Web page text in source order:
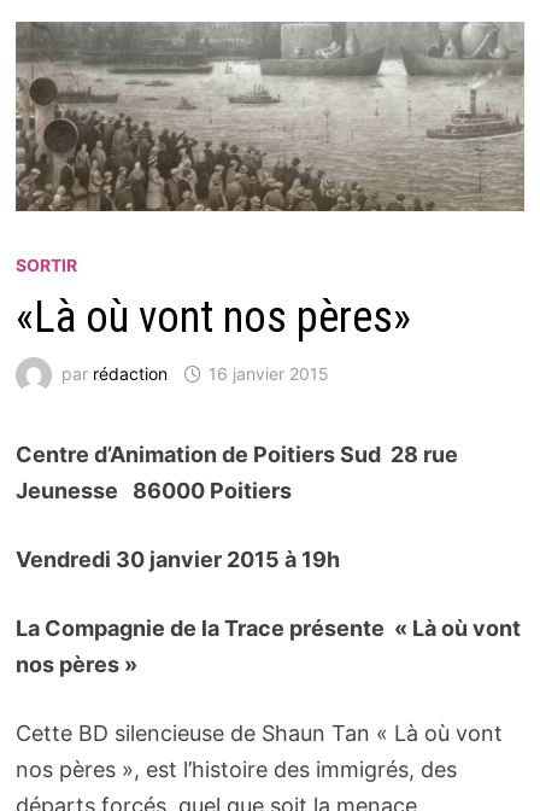
SORTIR
«Là où vont nos pères»
par rédaction 16 janvier 2015
Centre d’Animation de Poitiers Sud 28 rue
Jeunesse 86000 Poitiers
Vendredi 30 janvier 2015 à 19h
La Compagnie de la Trace présente « Là où vont
nos pères »
Cette BD silencieuse de Shaun Tan « Là où vont
nos pères », est l’histoire des immigrés, des
départs forcés, quel que soit la menace,